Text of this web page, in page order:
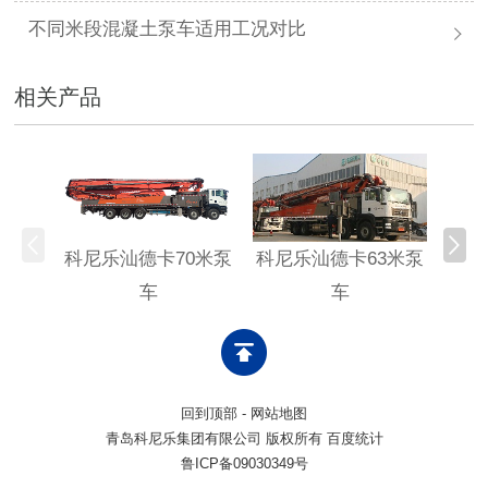
不同米段混凝土泵车适用工况对比
相关产品
科尼乐汕德卡70米泵
车
科尼乐汕德卡63米泵
车
科
回到顶部 - 网站地图
青岛科尼乐集团有限公司 版权所有 百度统计
鲁ICP备09030349号